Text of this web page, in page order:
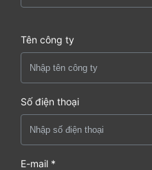
Tên công ty
Số điện thoại
E-mail *